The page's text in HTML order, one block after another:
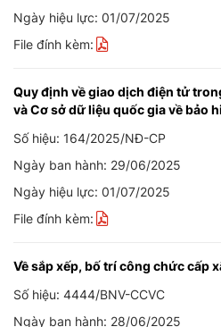
Ngày hiệu lực: 01/07/2025
File đính kèm:
Quy định về giao dịch điện tử
và Cơ sở dữ liệu quốc gia về bảo
Số hiệu: 164/2025/NĐ-CP
Ngày ban hành: 29/06/2025
Ngày hiệu lực: 01/07/2025
File đính kèm:
Về sắp xếp, bố trí công chức cấp
Số hiệu: 4444/BNV-CCVC
Ngày ban hành: 28/06/2025